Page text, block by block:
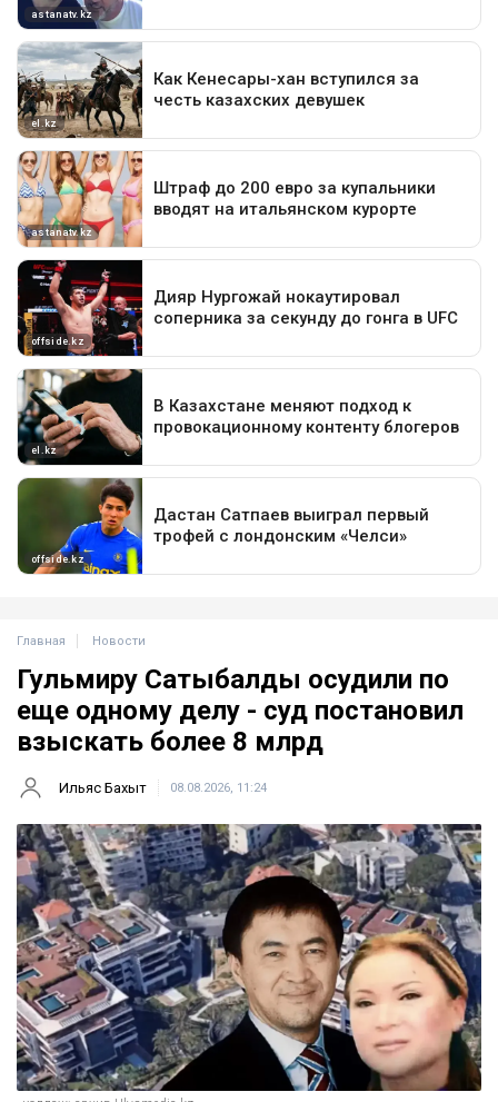
Главная Новости
Гульмиру Сатыбалды осудили по
еще одному делу - суд постановил
взыскать более 8 млрд
Ильяс Бахыт 08.08.2026, 11:24